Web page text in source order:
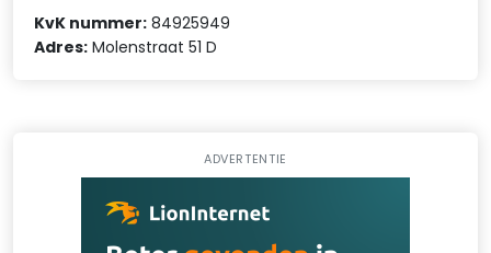
KvK nummer: 84925949
Adres: Molenstraat 51 D
ADVERTENTIE